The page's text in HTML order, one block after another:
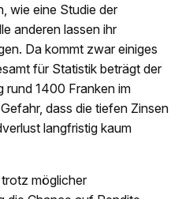
wie eine Studie der
anderen lassen ihr
Da kommt zwar einiges
für Statistik beträgt der
rund 1400 Franken im
dass die tiefen Zinsen
langfristig kaum
möglicher